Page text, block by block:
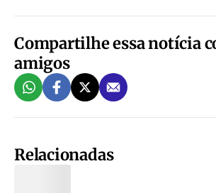
Compartilhe essa notícia
amigos
Relacionadas